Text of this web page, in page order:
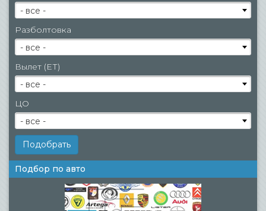
- все -
Разболтовка
- все -
Вылет (ЕТ)
- все -
ЦО
- все -
Подбор по авто